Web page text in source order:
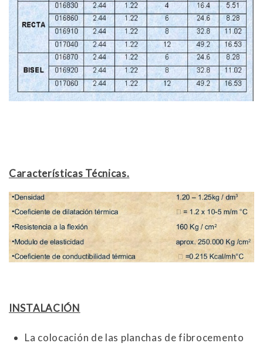
Características Técnicas.
INSTALACIÓN
La colocación de las planchas de fibrocemento